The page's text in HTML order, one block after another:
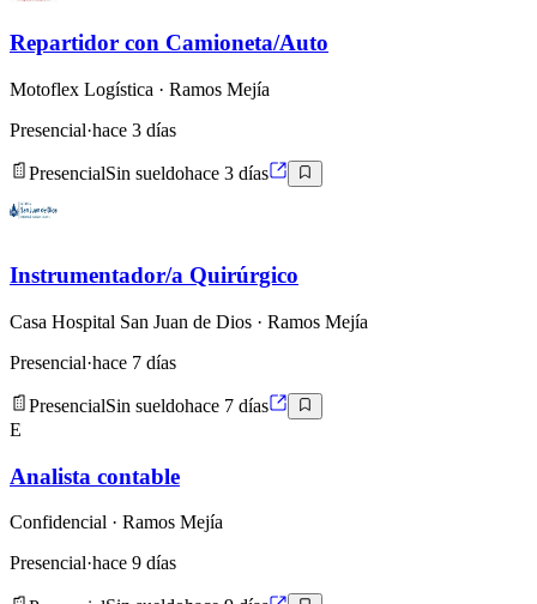
Repartidor con Camioneta/Auto
Motoflex Logística · Ramos Mejía
Presencial·hace 3 días
PresencialSin sueldohace 3 días
Instrumentador/a Quirúrgico
Casa Hospital San Juan de Dios · Ramos Mejía
Presencial·hace 7 días
PresencialSin sueldohace 7 días
E
Analista contable
Confidencial · Ramos Mejía
Presencial·hace 9 días